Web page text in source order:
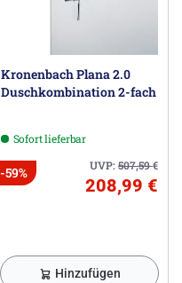
Kronenbach Plana 2.0
Duschkombination 2-fach
Sofort lieferbar
UVP:507,59€
-59%
208,99 €
Hinzufügen